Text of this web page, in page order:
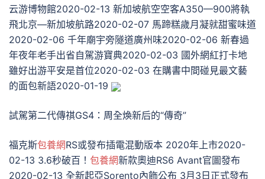
云游博物館2020-02-13 新加坡航空空客A350—900將執
飛北京—新加坡航路2020-02-07 馬蹄糕歲月凝就甜蜜味道
2020-02-06 千年廟宇旁隧道廣州味2020-02-06 新春過
年夜年老手出省自駕游寶典2020-02-03 國外網紅打卡地
雖好出游平安是首位2020-02-03 在購書中間碰見最文藝
的面包新語2020-01-19
試駕第二代傳祺GS4：周全煥新后的“傳奇”
​福克斯包養網RS或發布插電混動版本 2020年上市2020-
02-13 3.6秒破百！ 包養網新款奧迪RS6 Avant官圖發布
2020-02-13 全新起亞Sorento內飾公布 3月3日正式發布